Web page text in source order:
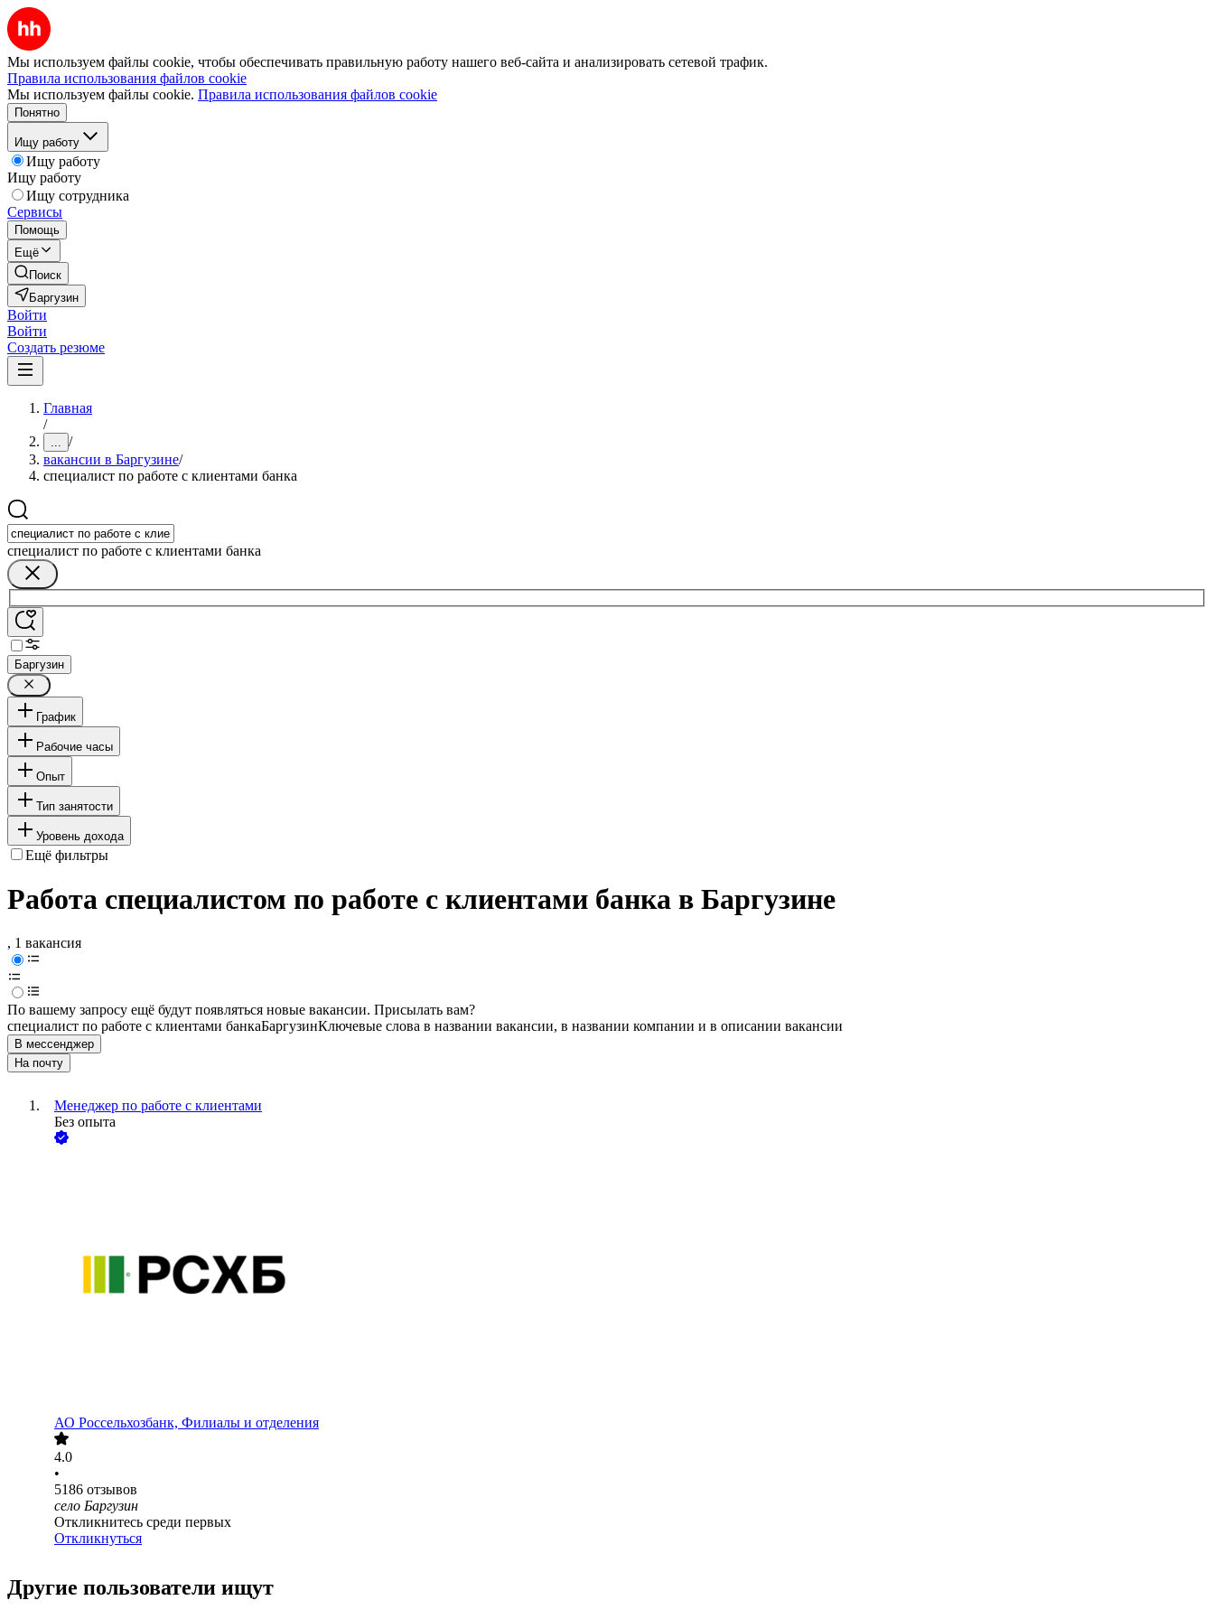
Мы используем файлы cookie, чтобы обеспечивать правильную работу нашего веб-сайта и анализировать сетевой трафик.
Правила использования файлов cookie
Мы используем файлы cookie. Правила использования файлов cookie
Понятно
Ищу работу
Ищу работу
Ищу работу
Ищу сотрудника
Сервисы
Помощь
Ещё
Поиск
Баргузин
Войти
Войти
Создать резюме
Главная
/
... /
вакансии в Баргузине/
специалист по работе с клиентами банка
специалист по работе с клиентами банка
Баргузин
График
Рабочие часы
Опыт
Тип занятости
Уровень дохода
Ещё фильтры
Работа специалистом по работе с клиентами банка в Баргузине
, 1 вакансия
По вашему запросу ещё будут появляться новые вакансии. Присылать вам?
специалист по работе с клиентами банкаБаргузинКлючевые слова в названии вакансии, в названии компании и в описании вакансии
В мессенджер
На почту
Менеджер по работе с клиентами
Без опыта
АО Россельхозбанк, Филиалы и отделения
4.0
•
5186 отзывов
село Баргузин
Откликнитесь среди первых
Откликнуться
Другие пользователи ищут